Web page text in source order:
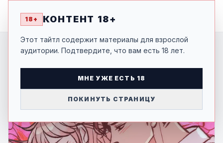
MANGA -SHI
18+ КОНТЕНТ 18+
Этот тайтл содержит материалы для взрослой
аудитории. Подтвердите, что вам есть 18 лет.
МНЕ УЖЕ ЕСТЬ 18
ПОКИНУТЬ СТРАНИЦУ